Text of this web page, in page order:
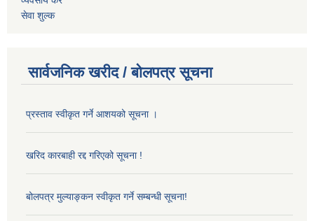
सेवा शुल्क
सार्वजनिक खरीद / बोलपत्र सूचना
प्रस्ताव स्वीकृत गर्ने आशयको सूचना ।
खरिद कारबाही रद्द गरिएको सूचना !
बोलपत्र मुल्याङ्कन स्वीकृत गर्ने सम्बन्धी सूचना!